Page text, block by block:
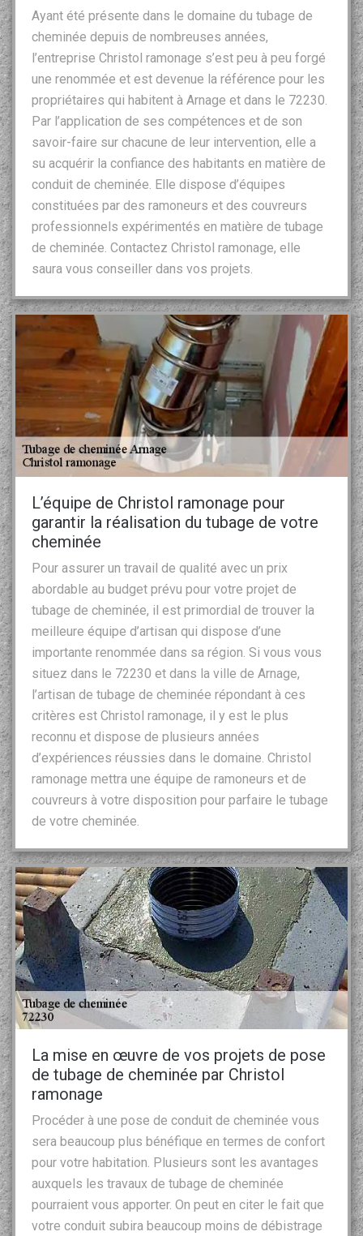
Ayant été présente dans le domaine du tubage de
cheminée depuis de nombreuses années,
l’entreprise Christol ramonage s’est peu à peu forgé
une renommée et est devenue la référence pour les
propriétaires qui habitent à Arnage et dans le 72230.
Par l’application de ses compétences et de son
savoir-faire sur chacune de leur intervention, elle a
su acquérir la confiance des habitants en matière de
conduit de cheminée. Elle dispose d’équipes
constituées par des ramoneurs et des couvreurs
professionnels expérimentés en matière de tubage
de cheminée. Contactez Christol ramonage, elle
saura vous conseiller dans vos projets.
L’équipe de Christol ramonage pour
garantir la réalisation du tubage de votre
cheminée
Pour assurer un travail de qualité avec un prix
abordable au budget prévu pour votre projet de
tubage de cheminée, il est primordial de trouver la
meilleure équipe d’artisan qui dispose d’une
importante renommée dans sa région. Si vous vous
situez dans le 72230 et dans la ville de Arnage,
l’artisan de tubage de cheminée répondant à ces
critères est Christol ramonage, il y est le plus
reconnu et dispose de plusieurs années
d’expériences réussies dans le domaine. Christol
ramonage mettra une équipe de ramoneurs et de
couvreurs à votre disposition pour parfaire le tubage
de votre cheminée.
La mise en œuvre de vos projets de pose
de tubage de cheminée par Christol
ramonage
Procéder à une pose de conduit de cheminée vous
sera beaucoup plus bénéfique en termes de confort
pour votre habitation. Plusieurs sont les avantages
auxquels les travaux de tubage de cheminée
pourraient vous apporter. On peut en citer le fait que
votre conduit subira beaucoup moins de débistrage